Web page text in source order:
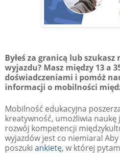
Byłeś za granicą lub szukasz
wyjazdu? Masz między 13 a
doświadczeniami i pomóż
informacji o mobilności
Mobilność edukacyjna
kreatywność, umożliwia naukę
rozwój kompetencji
wyjazdów jest co niemiara! Aby
poszuki ankietę, w której